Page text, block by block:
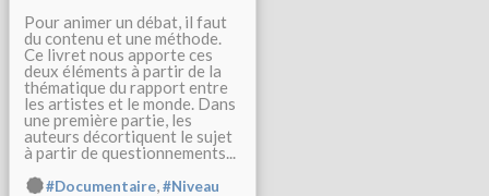
Pour animer un débat, il faut
du contenu et une méthode.
Ce livret nous apporte ces
deux éléments à partir de la
thématique du rapport entre
les artistes et le monde. Dans
une première partie, les
auteurs décortiquent le sujet
à partir de questionnements...
#Documentaire #Niveau